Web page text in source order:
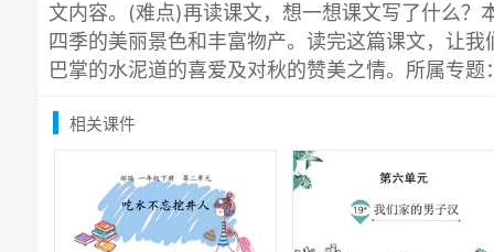
文内容。(难点)再读课文，想一想课文写了什么？
四季的美丽景色和丰富物产。读完这篇课文，让
巴掌的水泥道的喜爱及对秋的赞美之情。所属专题
相关课件